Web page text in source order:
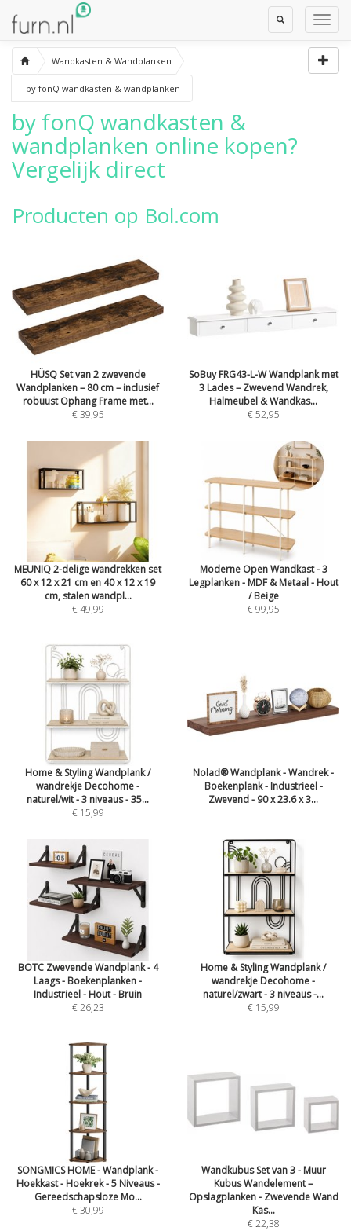
Toggle
Search
Wandkasten & Wandplanken
by fonQ wandkasten & wandplanken
by fonQ wandkasten &
wandplanken online kopen?
Vergelijk direct
Producten op Bol.com
HÜSQ Set van 2 zwevende
Wandplanken – 80 cm – inclusief
robuust Ophang Frame met...
€ 39,95
SoBuy FRG43-L-W Wandplank met
3 Lades – Zwevend Wandrek,
Halmeubel & Wandkas...
€ 52,95
MEUNIQ 2-delige wandrekken set
60 x 12 x 21 cm en 40 x 12 x 19
cm, stalen wandpl...
€ 49,99
Moderne Open Wandkast - 3
Legplanken - MDF & Metaal - Hout
/ Beige
€ 99,95
Home & Styling Wandplank /
wandrekje Decohome -
naturel/wit - 3 niveaus - 35...
€ 15,99
Nolad® Wandplank - Wandrek -
Boekenplank - Industrieel -
Zwevend - 90 x 23.6 x 3...
BOTC Zwevende Wandplank - 4
Laags - Boekenplanken -
Industrieel - Hout - Bruin
€ 26,23
Home & Styling Wandplank /
wandrekje Decohome -
naturel/zwart - 3 niveaus -...
€ 15,99
SONGMICS HOME - Wandplank -
Hoekkast - Hoekrek - 5 Niveaus -
Gereedschapsloze Mo...
€ 30,99
Wandkubus Set van 3 - Muur
Kubus Wandelement –
Opslagplanken - Zwevende Wand
Kas...
€ 22,38